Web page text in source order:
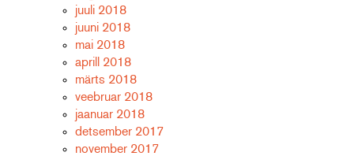
juuli 2018
juuni 2018
mai 2018
aprill 2018
märts 2018
veebruar 2018
jaanuar 2018
detsember 2017
november 2017